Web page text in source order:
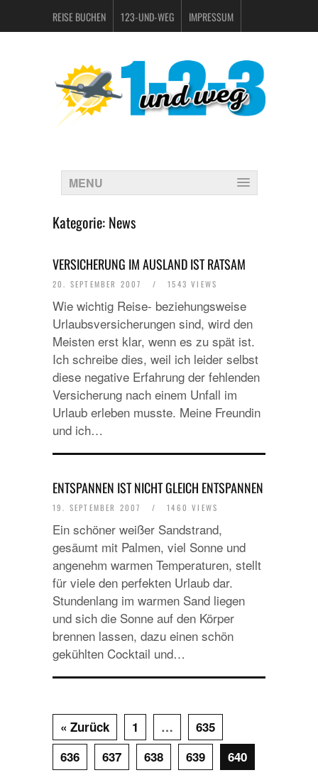
REISE BUCHEN 123-UND-WEG IMPRESSUM
MENU
Kategorie: News
VERSICHERUNG IM AUSLAND IST RATSAM
20. SEPTEMBER 2007 / 1543 VIEWS
Wie wichtig Reise- beziehungsweise
Urlaubsversicherungen sind, wird den
Meisten erst klar, wenn es zu spät ist.
Ich schreibe dies, weil ich leider selbst
diese negative Erfahrung der fehlenden
Versicherung nach einem Unfall im
Urlaub erleben musste. Meine Freundin
und ich…
ENTSPANNEN IST NICHT GLEICH ENTSPANNEN
19. SEPTEMBER 2007 / 1460 VIEWS
Ein schöner weißer Sandstrand,
gesäumt mit Palmen, viel Sonne und
angenehm warmen Temperaturen, stellt
für viele den perfekten Urlaub dar.
Stundenlang im warmen Sand liegen
und sich die Sonne auf den Körper
brennen lassen, dazu einen schön
gekühlten Cocktail und…
« Zurück 1 …
635
636
637 638 639 640